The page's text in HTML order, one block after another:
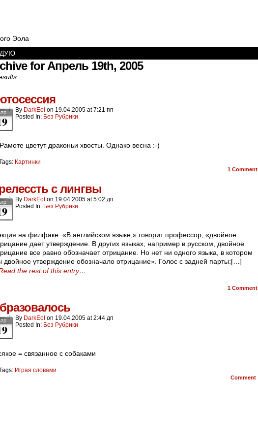
Эола
for Апрель 19th, 2005
By DarkEol on 19.04.2005 at7:21 пп
Posted In: Без Рубрики
цветут драконьи хвосты. Однако весна :-)
Картинки
1 Comment
с лингвы
By DarkEol on 19.04.2005 at5:02 дп
Posted In: Без Рубрики
на филфаке. «В английском языке,» говорит профессор, «двойное
дает утверждение. В других языках, например в русском, двойное
все равно обозначает отрицание. Но нет ни одного языка, в котором
двойное утверждение обозначало отрицание». Голос с задней парты:[…]
the rest of this entry…
1 Comment
By DarkEol on 19.04.2005 at2:44 дп
Posted In: Без Рубрики
= связанное с собаками
Играя словами
Comment